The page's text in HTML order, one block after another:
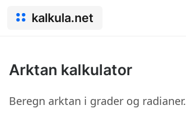
kalkula.net
Arktan kalkulator
Beregn arktan i grader og radianer.